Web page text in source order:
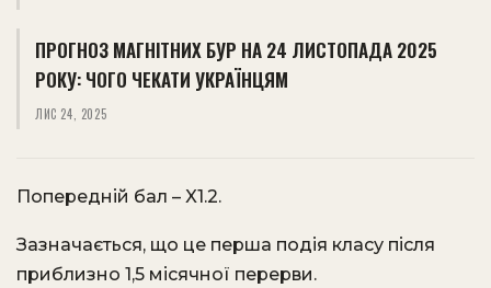
ПРОГНОЗ МАГНІТНИХ БУР НА 24 ЛИСТОПАДА 2025
РОКУ: ЧОГО ЧЕКАТИ УКРАЇНЦЯМ
ЛИС 24, 2025
Попередній бал – X1.2.
Зазначається, що це перша подія класу після
приблизно 1,5 місячної перерви.